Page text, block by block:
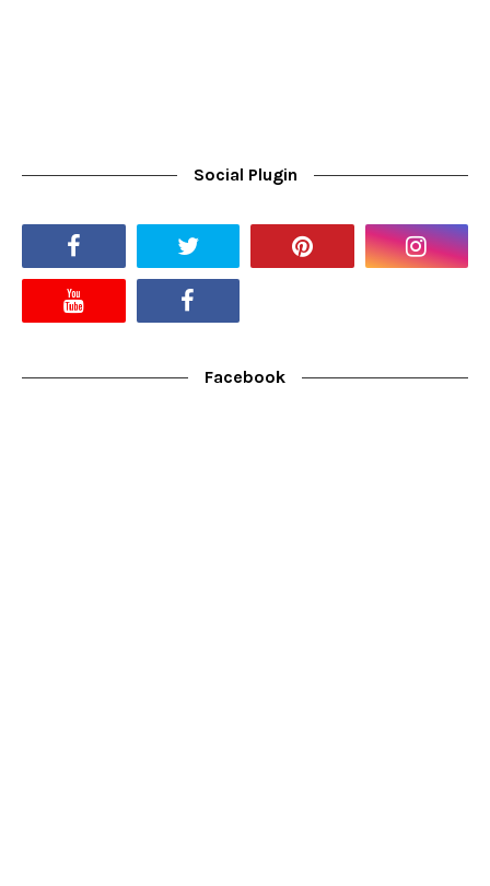
Social Plugin
Facebook